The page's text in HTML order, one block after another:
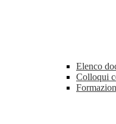
Elenco
Colloqui